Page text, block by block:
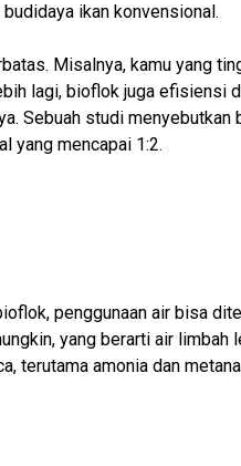
ikan konvensional.
Misalnya, kamu yang
lagi, bioflok juga efisiensi
Sebuah studi menyebutkan
yang mencapai 1:2.
penggunaan air bisa
yang berarti air limbah
terutama amonia dan